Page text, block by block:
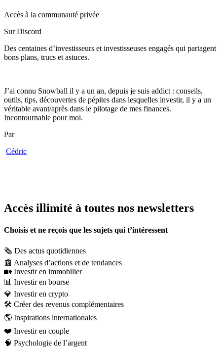
Accès à la communauté privée
Sur Discord
Des centaines d’investisseurs et investisseuses engagés qui partagent
bons plans, trucs et astuces.
J’ai connu Snowball il y a un an, depuis je suis addict : conseils,
outils, tips, découvertes de pépites dans lesquelles investir, il y a un
véritable avant/après dans le pilotage de mes finances.
Incontournable pour moi.
Par
Cédric
Accès illimité à toutes nos newsletters
Choisis et ne reçois que les sujets qui t’intéressent
🗞️ Des actus quotidiennes
📰 Analyses d’actions et de tendances
🏡 Investir en immobilier
📊 Investir en bourse
💎 Investir en crypto
🛠️ Créer des revenus complémentaires
🌎 Inspirations internationales
❤️ Investir en couple
🧠 Psychologie de l’argent